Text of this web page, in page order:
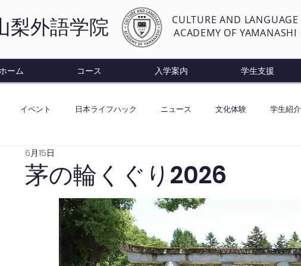
梨外語学院
CULTURE AND LANGUAGE
ACADEMY OF YAMANASHI
ーム コース 入学案内 学生支援
イベント 日本ライフハック ニュース 文化体験 学生紹介
茅の輪くぐり2026
6月15日